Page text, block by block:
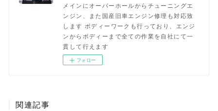
メインにオーバーホールからチューニングエ
ンジン、また国産旧車エンジン修理も対応致
します ボディーワークも行っており、エンジ
ンからボディーまで全ての作業を自社にて一
貫して行えます
フォロー
関連記事